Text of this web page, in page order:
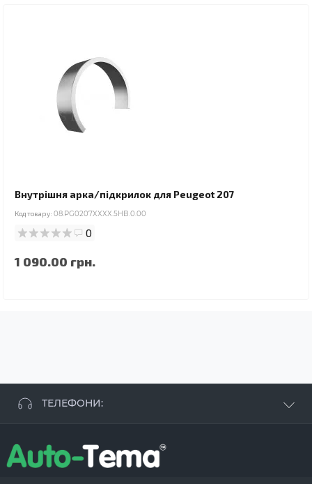
Внутрішня арка/підкрилок для Peugeot 207
Код товару: 08.PG0207XXXX.5HB.0.00
0
1 090.00 грн.
ТЕЛЕФОНИ:
+38 096 250 84 38
+38 099 657 61 50